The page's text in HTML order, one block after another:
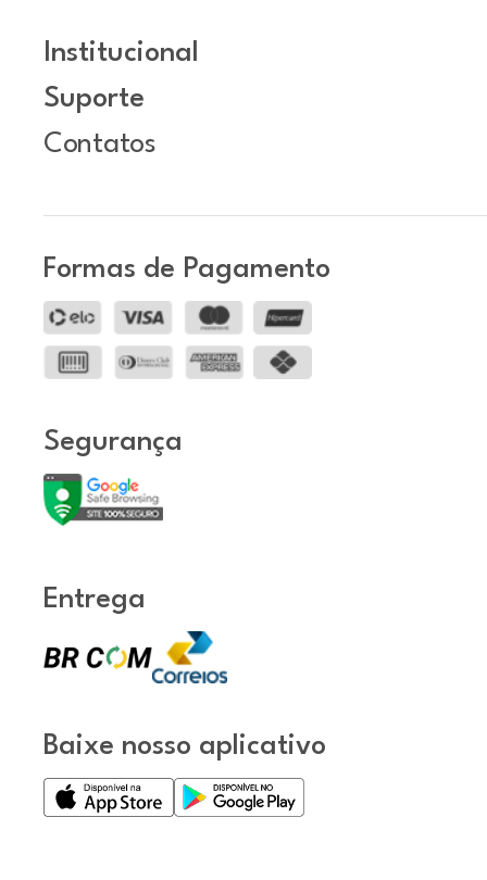
Institucional
Suporte
Contatos
Formas de Pagamento
Segurança
Entrega
Baixe nosso aplicativo